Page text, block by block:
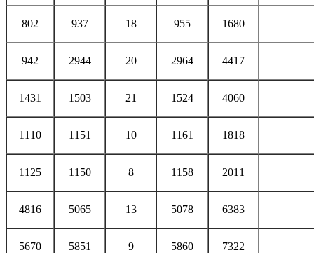
1680
955
18
937
802
4417
2964
20
2944
942
4060
1524
21
1503
1431
1818
1161
10
1151
1110
2011
1158
8
1150
1125
6383
5078
13
5065
4816
7322
5860
9
5851
5670